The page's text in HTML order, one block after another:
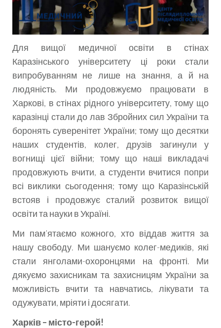
Для вищої медичної освіти в стінах
Каразінського університету ці роки стали
випробуванням не лише на знання, а й на
людяність. Ми продовжуємо працювати в
Харкові, в стінах рідного університету, тому що
каразінці стали до лав Збройних сил України та
боронять суверенітет України; тому що десятки
наших студентів, колег, друзів загинули у
вогнищі цієї війни; тому що наші викладачі
продовжують вчити, а студенти вчитися попри
всі виклики сьогодення; тому що Каразінській
встояв і продовжує сталий розвиток вищої
освіти та науки в Україні.
Ми пам’ятаємо кожного, хто віддав життя за
нашу свободу. Ми шануємо колег-медиків, які
стали янголами-охоронцями на фронті. Ми
дякуємо захисникам та захисницям України за
можливість вчити та навчатись, лікувати та
одужувати, мріяти і досягати.
Харків – місто-герой!